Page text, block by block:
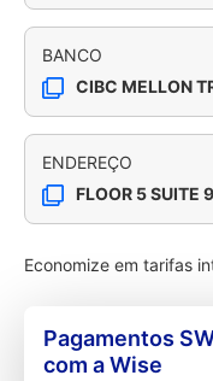
BANCO
CIBC MELLON
ENDEREÇO
FLOOR 5 SUITE
Economize em tarifas
Pagamentos
com a Wise